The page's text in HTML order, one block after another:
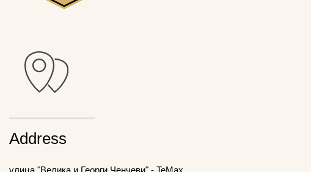
Address
улица "Велика и Георги Ченчеви" - TeMax